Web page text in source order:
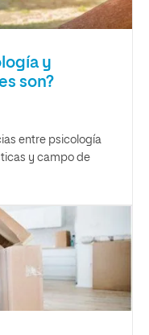
y
son?
entre psicología
y campo de